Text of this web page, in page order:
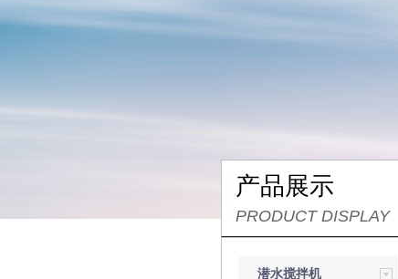
产品展示
PRODUCT DISPLAY
潜水搅拌机